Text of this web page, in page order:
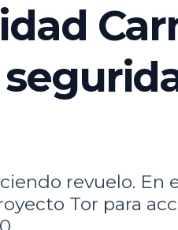
revuelo.
Tor para